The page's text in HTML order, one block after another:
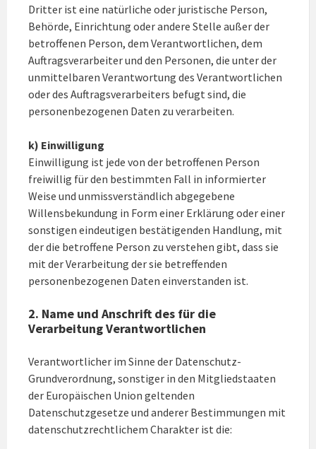
Dritter ist eine natürliche oder juristische Person,
Behörde, Einrichtung oder andere Stelle außer der
betroffenen Person, dem Verantwortlichen, dem
Auftragsverarbeiter und den Personen, die unter der
unmittelbaren Verantwortung des Verantwortlichen
oder des Auftragsverarbeiters befugt sind, die
personenbezogenen Daten zu verarbeiten.
k) Einwilligung
Einwilligung ist jede von der betroffenen Person
freiwillig für den bestimmten Fall in informierter
Weise und unmissverständlich abgegebene
Willensbekundung in Form einer Erklärung oder einer
sonstigen eindeutigen bestätigenden Handlung, mit
der die betroffene Person zu verstehen gibt, dass sie
mit der Verarbeitung der sie betreffenden
personenbezogenen Daten einverstanden ist.
2. Name und Anschrift des für die
Verarbeitung Verantwortlichen
Verantwortlicher im Sinne der Datenschutz-
Grundverordnung, sonstiger in den Mitgliedstaaten
der Europäischen Union geltenden
Datenschutzgesetze und anderer Bestimmungen mit
datenschutzrechtlichem Charakter ist die: